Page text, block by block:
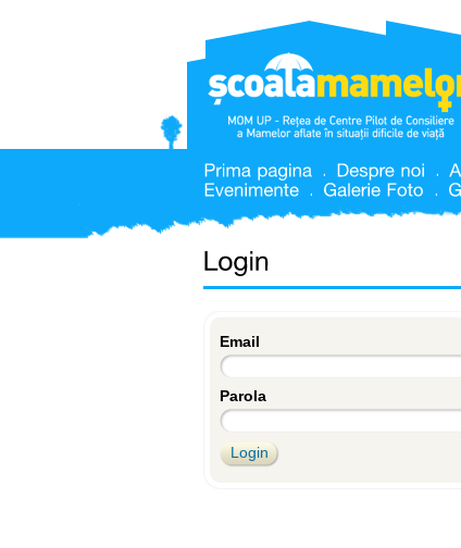
Email
Parola